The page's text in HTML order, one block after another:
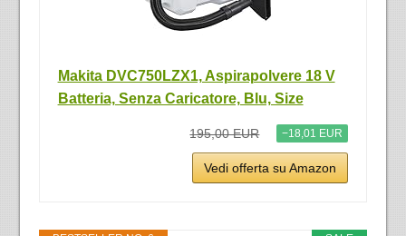
Makita DVC750LZX1, Aspirapolvere 18 V
Batteria, Senza Caricatore, Blu, Size
195,00 EUR −18,01 EUR
Vedi offerta su Amazon